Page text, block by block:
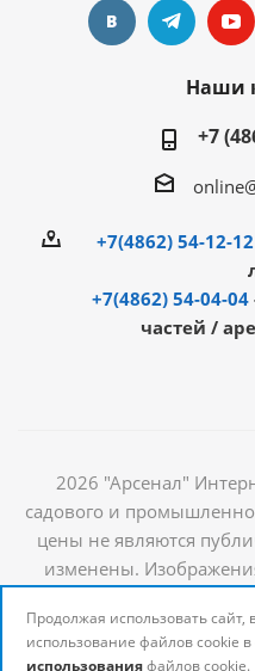
Наши
+7
+7(4862) 54-12-12
+7(4862) 54-04-04
частей /
2026 "Арсенал"
садового и
цены не являются
изменены.
от оригиналов.
наличии товаров
Продолжая использовать сайт,
использование файлов cookie в
использованияфайлов cookie.